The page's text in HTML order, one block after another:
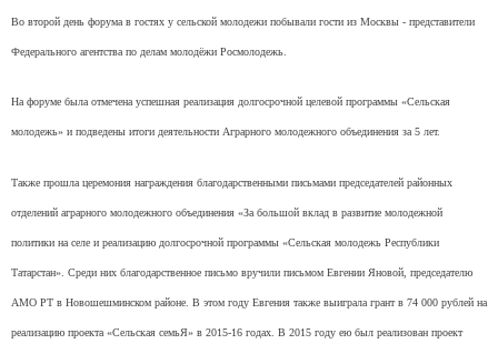
Во второй день форума в гостях у сельской молодежи побывали гости из Москвы - представители
Федерального агентства по делам молодёжи Росмолодежь.
На форуме была отмечена успешная реализация долгосрочной целевой программы «Сельская
молодежь» и подведены итоги деятельности Аграрного молодежного объединения за 5 лет.
Также прошла церемония награждения благодарственными письмами председателей районных
отделений аграрного молодежного объединения «За большой вклад в развитие молодежной
политики на селе и реализацию долгосрочной программы «Сельская молодежь Республики
Татарстан». Среди них благодарственное письмо вручили письмом Евгении Яновой, председателю
АМО РТ в Новошешминском районе. В этом году Евгения также выиграла грант в 74 000 рублей на
реализацию проекта «Сельская семьЯ» в 2015-16 годах. В 2015 году ею был реализован проект